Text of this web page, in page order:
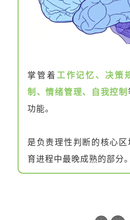
掌管着 工作记忆、决策
制、情绪管理、自我控制
功能。
是负责理性判断的核心
育进程中最晚成熟的部分。